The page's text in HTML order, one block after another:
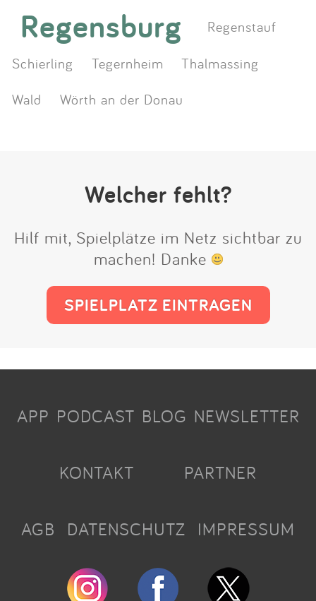
Regensburg
Regenstauf
Schierling
Tegernheim
Thalmassing
Wald
Wörth an der Donau
Welcher fehlt?
Hilf mit, Spielplätze im Netz sichtbar zu
machen! Danke
SPIELPLATZ EINTRAGEN
APP PODCAST BLOG NEWSLETTER
KONTAKT PARTNER
AGB DATENSCHUTZ IMPRESSUM